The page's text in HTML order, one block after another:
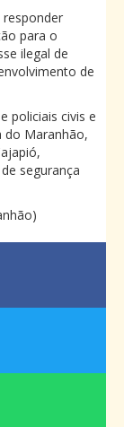
para o
ilegal de
de
policiais civis e
do Maranhão,
segurança